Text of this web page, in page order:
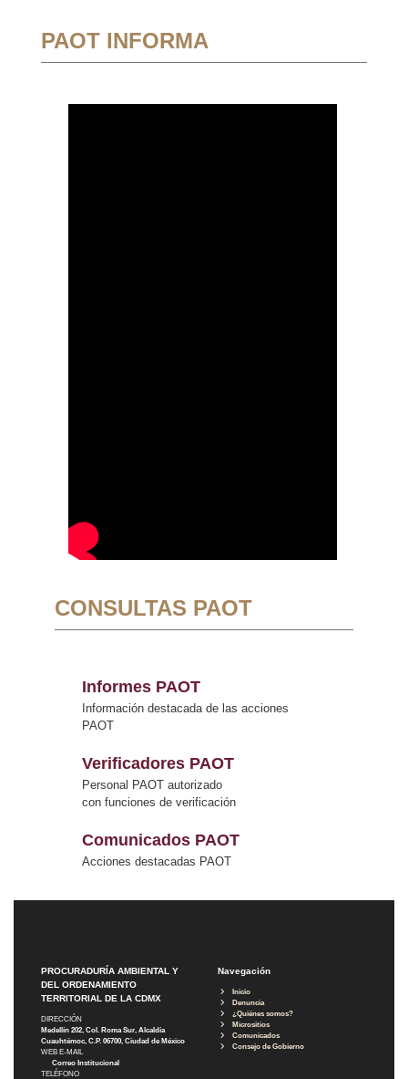
PAOT INFORMA
CONSULTAS PAOT
Informes PAOT
Información destacada de las acciones
PAOT
Verificadores PAOT
Personal PAOT autorizado
con funciones de verificación
Comunicados PAOT
Acciones destacadas PAOT
PROCURADURÍA AMBIENTAL Y
DEL ORDENAMIENTO
TERRITORIAL DE LA CDMX
DIRECCIÓN
Medellín 202, Col. Roma Sur, Alcaldía
Cuauhtémoc, C.P. 06700, Ciudad de México
WEB E-MAIL
Correo Institucional
TELÉFONO
Navegación
Inicio
Denuncia
¿Quiénes somos?
Micrositios
Comunicados
Consejo de Gobierno